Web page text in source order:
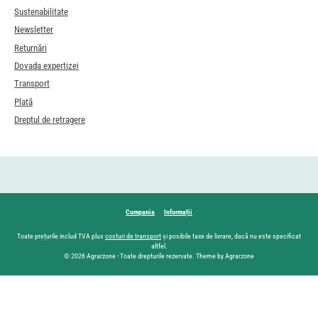
Sustenabilitate
Newsletter
Returnări
Dovada expertizei
Transport
Plată
Dreptul de retragere
Compania Informații
Toate prețurile includ TVA plus costuri de transportși posibile taxe de livrare, dacă nu este specificat
altfel.
© 2026 Agrarzone - Toate drepturile rezervate. Theme by Agrarzone